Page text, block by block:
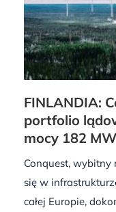
FINLANDIA:
portfolio
mocy 182
Conquest, wybitny
się w
całej Europie,